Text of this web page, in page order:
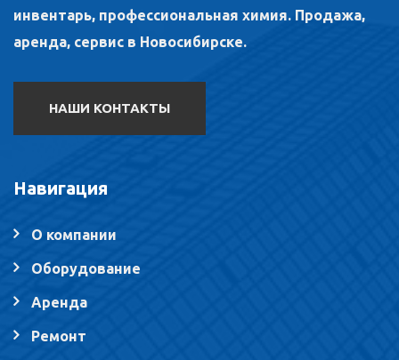
инвентарь, профессиональная химия. Продажа,
аренда, сервис в Новосибирске.
НАШИ КОНТАКТЫ
Навигация
О компании
Оборудование
Аренда
Ремонт